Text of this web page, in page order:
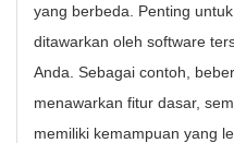
yang berbeda. Penting
ditawarkan oleh software
Anda. Sebagai contoh,
menawarkan fitur dasar,
memiliki kemampuan yang